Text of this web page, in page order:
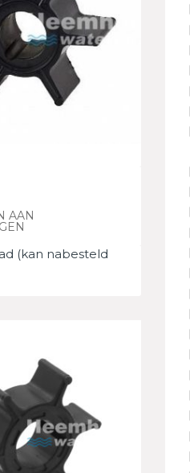
AAN
(kan nabesteld